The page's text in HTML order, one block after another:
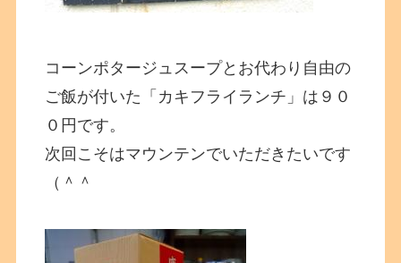
コーンポタージュスープとお代わり自由の
ご飯が付いた「カキフライランチ」は９０
０円です。
次回こそはマウンテンでいただきたいです
（＾＾